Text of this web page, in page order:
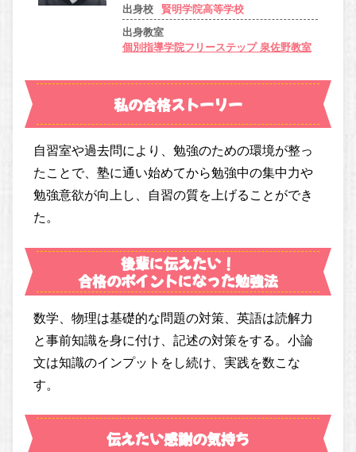
出身校
賢明学院高等学校
出身教室
個別指導学院フリーステップ 泉佐野教室
私の合格ストーリー
自習室や過去問により、勉強のための環境が整っ
たことで、塾に通い始めてから勉強中の集中力や
勉強意欲が向上し、自習の質を上げることができ
た。
後輩に伝えたい！
合格のポイントになった勉強法
数学、物理は基礎的な問題の対策、英語は読解力
と事前知識を身に付け、記述の対策をする。小論
文は知識のインプットをし続け、実践を数こな
す。
伝えたい感謝の気持ち